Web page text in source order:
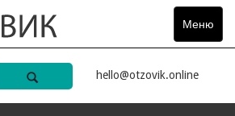
Меню
Toggle
hello@otzovik.online